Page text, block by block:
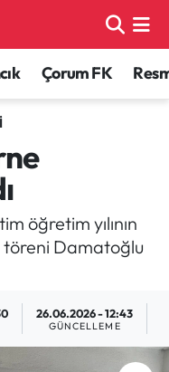
Çorum FK
öğretim yılının
Damatoğlu
26.06.2026 - 12:43
GÜNCELLEME